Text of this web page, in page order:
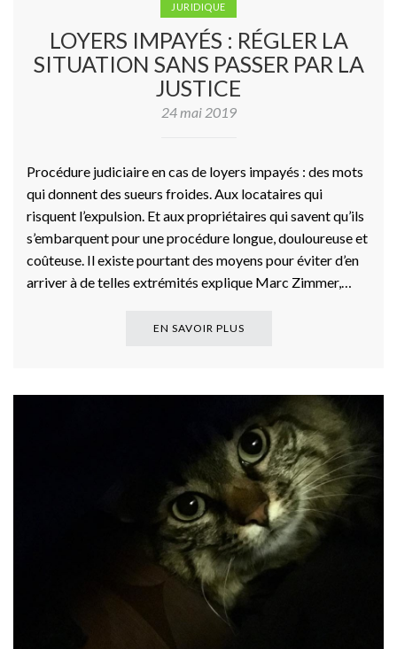
JURIDIQUE
LOYERS IMPAYÉS : RÉGLER LA
SITUATION SANS PASSER PAR LA
JUSTICE
24 mai 2019
Procédure judiciaire en cas de loyers impayés : des mots
qui donnent des sueurs froides. Aux locataires qui
risquent l’expulsion. Et aux propriétaires qui savent qu’ils
s’embarquent pour une procédure longue, douloureuse et
coûteuse. Il existe pourtant des moyens pour éviter d’en
arriver à de telles extrémités explique Marc Zimmer,…
EN SAVOIR PLUS